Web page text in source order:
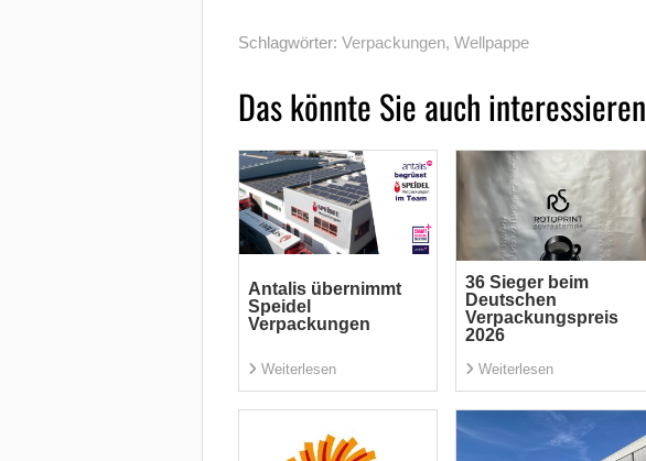
Schlagwörter: Verpackungen, Wellpappe
Das könnte Sie auch interessieren
Antalis übernimmt
Speidel
Verpackungen
Weiterlesen
36 Sieger beim
Deutschen
Verpackungspreis
2026
Weiterlesen